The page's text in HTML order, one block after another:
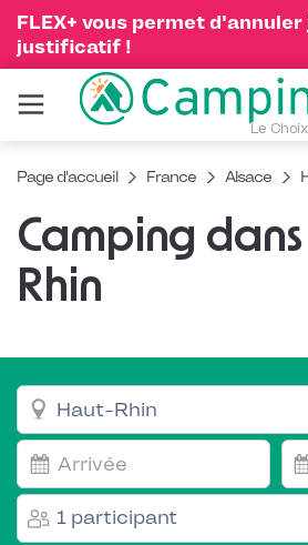
FLEX+ vous permet
justificatif !
Le
Page d'accueil France Alsace
Camping
Rhin
1 participant